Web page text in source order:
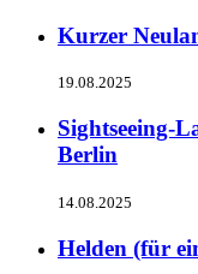
Kurzer
19.08.2025
Sightseeing-
Berlin
14.08.2025
Helden (für